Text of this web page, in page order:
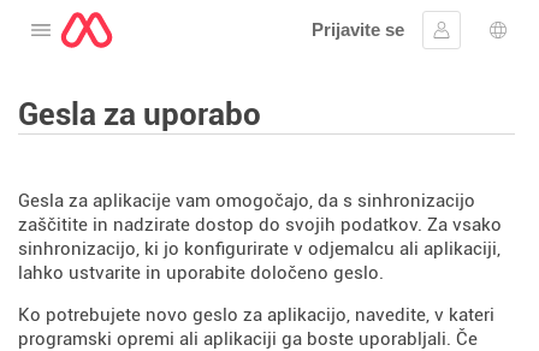
Odprite meni
Prijavite se
Vpis
Gesla za uporabo
Gesla za aplikacije vam omogočajo, da s sinhronizacijo
zaščitite in nadzirate dostop do svojih podatkov. Za vsako
sinhronizacijo, ki jo konfigurirate v odjemalcu ali aplikaciji,
lahko ustvarite in uporabite določeno geslo.
Ko potrebujete novo geslo za aplikacijo, navedite, v kateri
programski opremi ali aplikaciji ga boste uporabljali. Če